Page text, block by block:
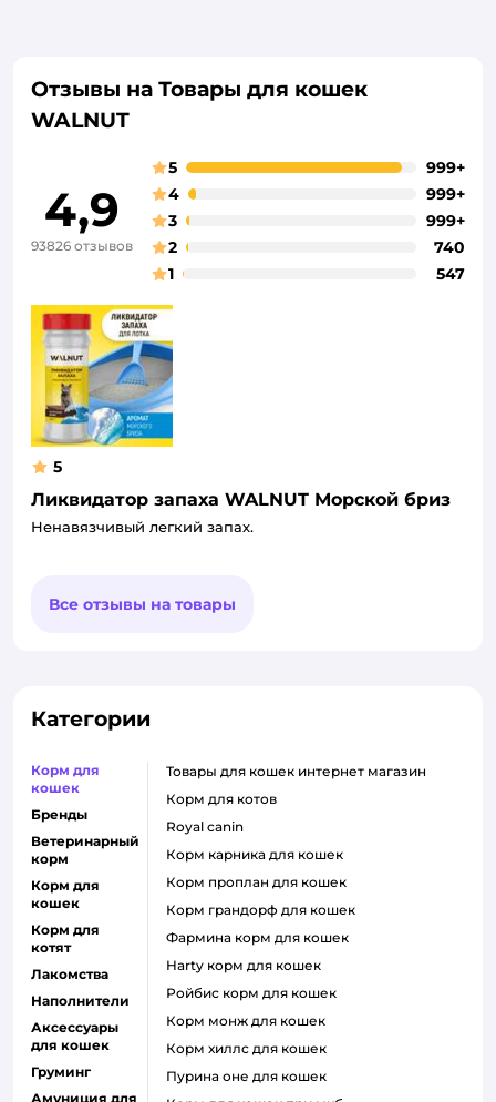
Отзывы на Товары для кошек
WALNUT
4,9
93826 отзывов
5
999+
4
999+
3
999+
2
740
1
547
5
Ликвидатор запаха WALNUT Морской бриз
Ненавязчивый легкий запах.
Все отзывы на товары
Категории
Корм для
кошек
Бренды
Ветеринарный
корм
Корм для
кошек
Корм для
котят
Лакомства
Наполнители
Аксессуары
для кошек
Груминг
Амуниция для
товары для кошек интернет магазин
корм для котов
royal canin
корм карника для кошек
корм проплан для кошек
корм грандорф для кошек
фармина корм для кошек
harty корм для кошек
ройбис корм для кошек
корм монж для кошек
корм хиллс для кошек
пурина оне для кошек